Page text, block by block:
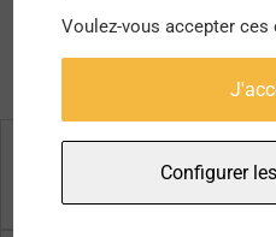
Voulez-vous accepter ces
Configurer